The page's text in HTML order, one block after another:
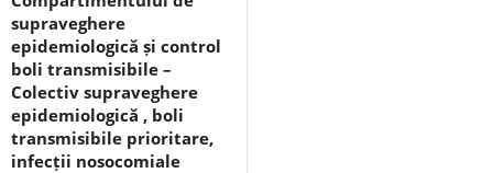
supraveghere
epidemiologică și control
boli transmisibile –
Colectiv supraveghere
epidemiologică , boli
transmisibile prioritare,
infecții nosocomiale